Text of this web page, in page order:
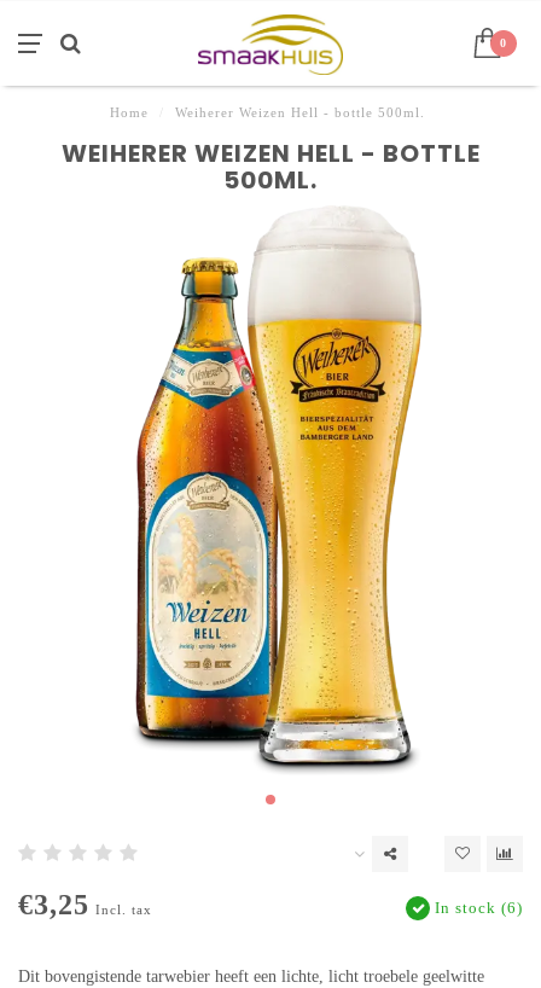
0
Home Weiherer Weizen Hell - bottle 500ml.
WEIHERER WEIZEN HELL - BOTTLE
500ML.
€3,25 Incl. tax In stock (6)
Dit bovengistende tarwebier heeft een lichte, licht troebele geelwitte